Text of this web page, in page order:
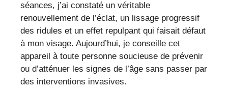
séances, j’ai constaté un véritable
renouvellement de l’éclat, un lissage progressif
des ridules et un effet repulpant qui faisait défaut
à mon visage. Aujourd’hui, je conseille cet
appareil à toute personne soucieuse de prévenir
ou d’atténuer les signes de l’âge sans passer par
des interventions invasives.